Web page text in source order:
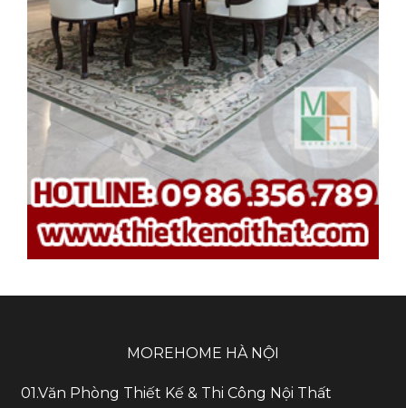
MOREHOME HÀ NỘI
01.Văn Phòng Thiết Kế & Thi Công Nội Thất